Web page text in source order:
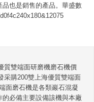
也是銷售的產品。華盛數
質雙端面研磨機磨石機價
采購200雙上海優質雙端面
面磨石機是各類巖石混凝
必備主要設備該機與本廠